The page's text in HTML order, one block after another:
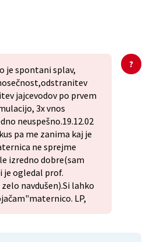
je spontani splav,
jajcevodov po prvem
3x vnos
neuspešno.19.12.02
pa me zanima kaj je
ne sprejme
izredno dobre(sam
je ogledal prof.
navdušen).Si lahko
LP,